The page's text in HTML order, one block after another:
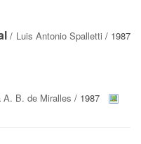
/ Luis Antonio Spalletti / 1987
A. B. de Miralles / 1987